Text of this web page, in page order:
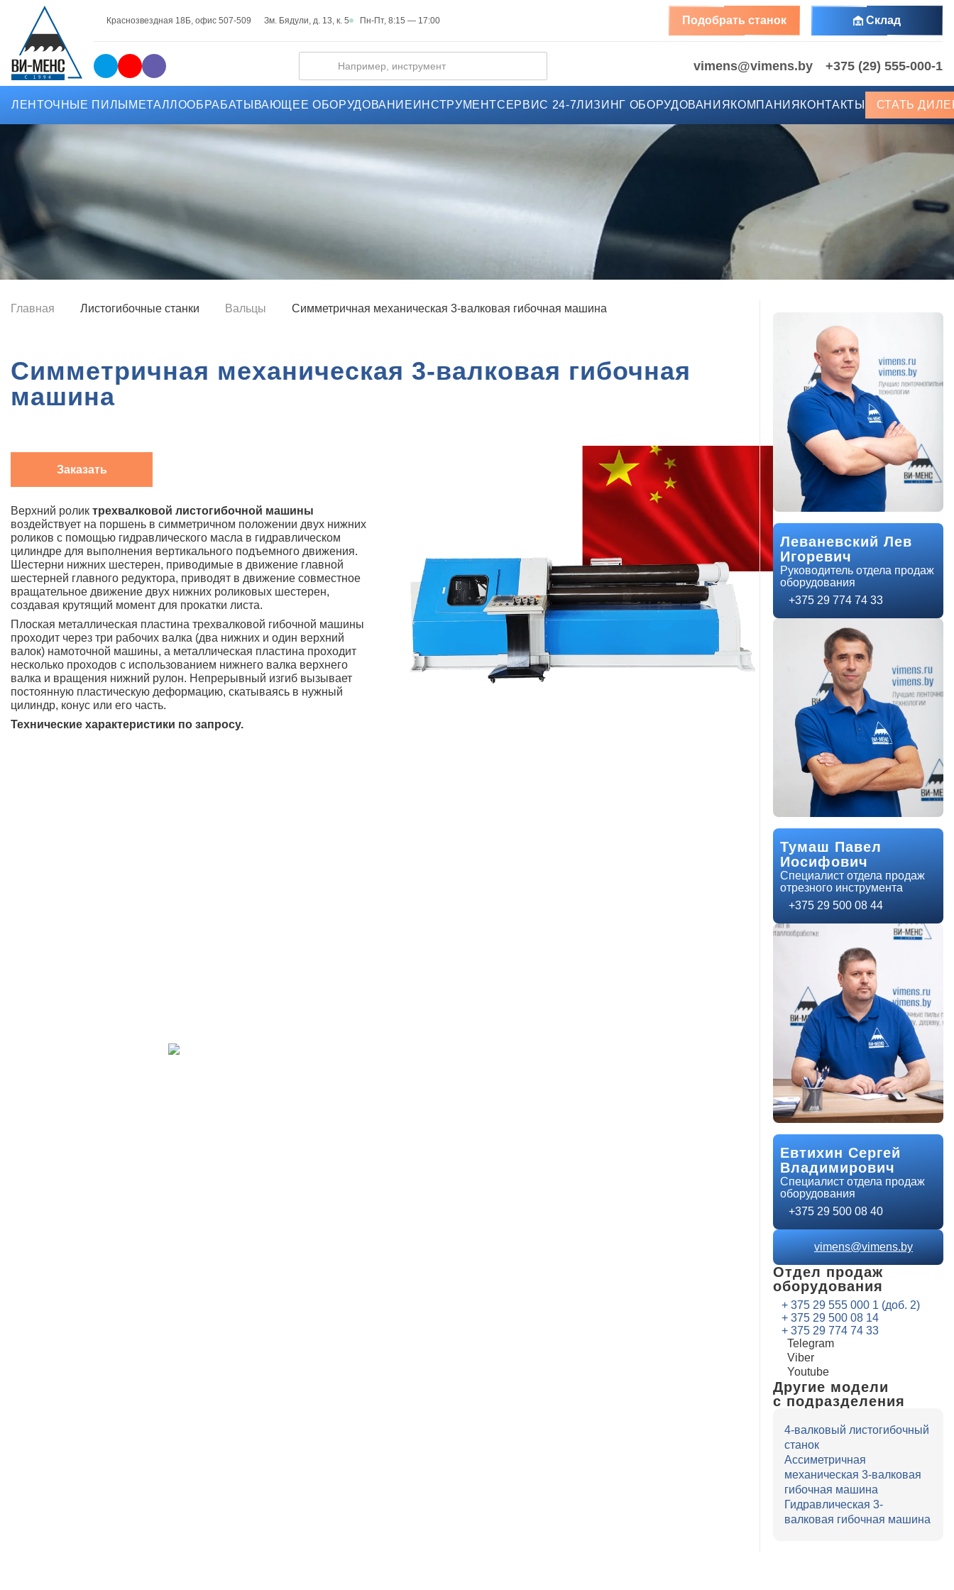
Краснозвездная 18Б, офис 507-509 Зм. Бядули, д. 13, к. 5 Пн-Пт, 8:15 — 17:00 Подобрать станок Склад
vimens@vimens.by +375 (29) 555-000-1
ЛЕНТОЧНЫЕ ПИЛЫ МЕТАЛЛООБРАБАТЫВАЮЩЕЕ ОБОРУДОВАНИЕ ИНСТРУМЕНТСЕРВИС 24-7ЛИЗИНГ ОБОРУДОВАНИЯ КОМПАНИЯ КОНТАКТЫ СТАТЬ
Главная Листогибочные станки Вальцы Симметричная механическая 3-валковая гибочная машина
Симметричная механическая 3-валковая гибочная
машина
Заказать
Верхний ролик трехвалковой листогибочной машины
воздействует на поршень в симметричном положении двух нижних
роликов с помощью гидравлического масла в гидравлическом
цилиндре для выполнения вертикального подъемного движения.
Шестерни нижних шестерен, приводимые в движение главной
шестерней главного редуктора, приводят в движение совместное
вращательное движение двух нижних роликовых шестерен,
создавая крутящий момент для прокатки листа.
Плоская металлическая пластина трехвалковой гибочной машины
проходит через три рабочих валка (два нижних и один верхний
валок) намоточной машины, а металлическая пластина проходит
несколько проходов с использованием нижнего валка верхнего
валка и вращения нижний рулон. Непрерывный изгиб вызывает
постоянную пластическую деформацию, скатываясь в нужный
цилиндр, конус или его часть.
Технические характеристики по запросу.
Леваневский Лев
Игоревич
Руководитель отдела продаж
оборудования
+375 29 774 74 33
Тумаш Павел
Иосифович
Специалист отдела продаж
отрезного инструмента
+375 29 500 08 44
Евтихин Сергей
Владимирович
Специалист отдела продаж
оборудования
+375 29 500 08 40
vimens@vimens.by
Отдел продаж
оборудования
+ 375 29 555 000 1 (доб. 2)
+ 375 29 500 08 14
+ 375 29 774 74 33
Telegram
Viber
Youtube
Другие модели
с подразделения
4-валковый листогибочный
станок
Ассиметричная
механическая 3-валковая
гибочная машина
Гидравлическая 3-
валковая гибочная машина